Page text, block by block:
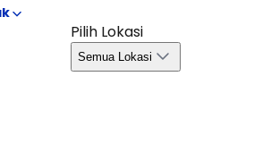
kredit, hingga bonus yang
pada wilayah dan ketersediaan.
bisa ambil keputusan lebih efisien
peluang promo yang relevan di Agustus
Pilih Lokasi
Semua Lokasi